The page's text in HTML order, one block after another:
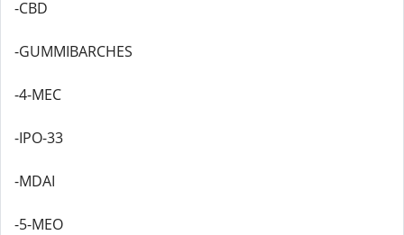
-CBD
-GUMMIBARCHES
-4-MEC
-IPO-33
-MDAI
-5-MEO